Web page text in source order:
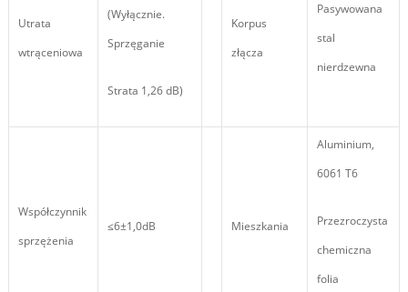
Utrata
wtrąceniowa
(Wyłącznie.
Sprzęganie
Strata 1,26 dB)
Korpus
złącza
Pasywowana
stal
nierdzewna
Współczynnik
sprzężenia
≤6±1,0dB Mieszkania
Aluminium,
6061 T6
Przezroczysta
chemiczna
folia